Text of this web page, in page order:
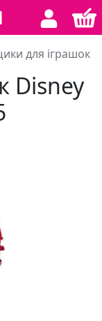
для іграшок
Disney